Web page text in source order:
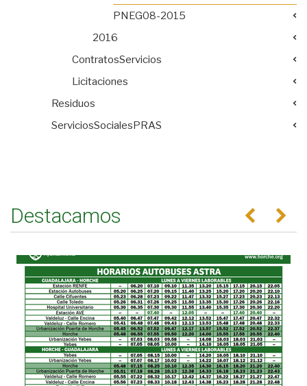
PNEG08-2015
2016
ContratosServicios
Licitaciones
Residuos
ServiciosSocialesPRAS
Destacamos Anterior